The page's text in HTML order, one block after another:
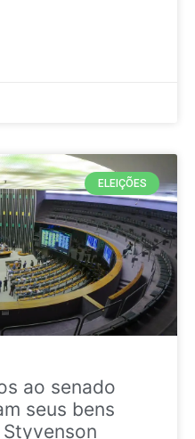
ELEIÇÕES
ao senado
seus bens